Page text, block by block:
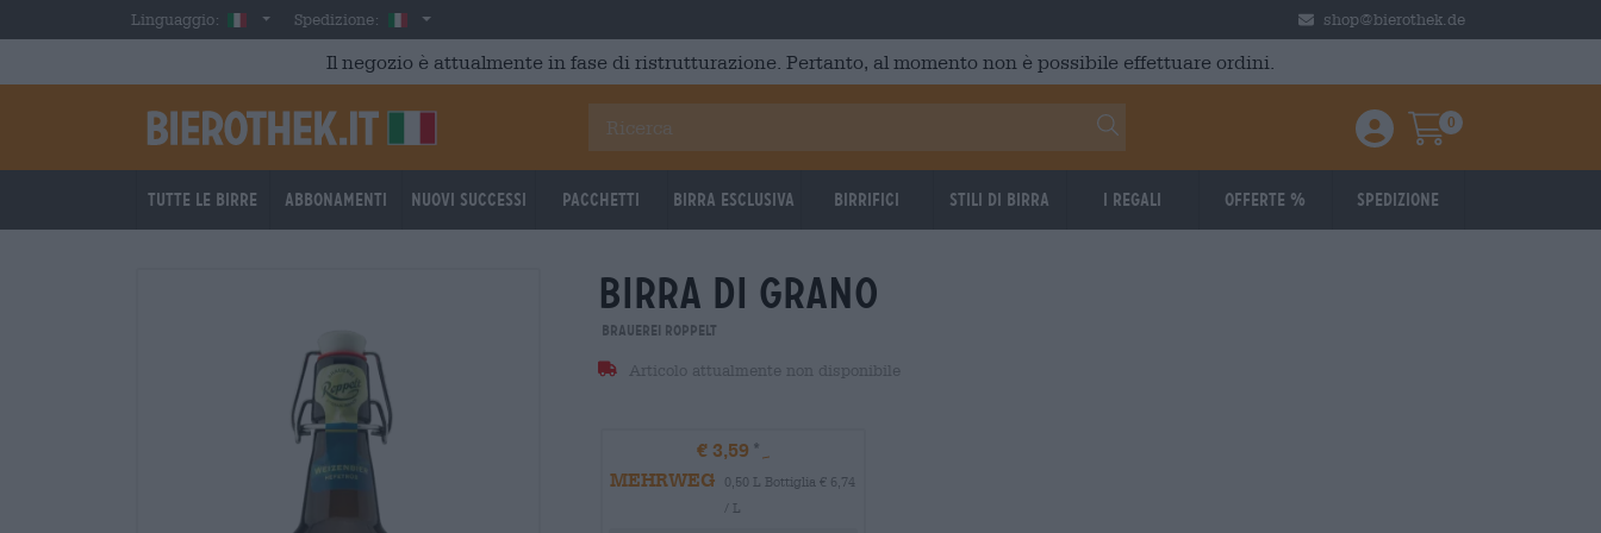
Skip to main contentLinguaggio: ItalianSpedizione: Italia shop@bierothek.de
Il negozio è attualmente in fase di ristrutturazione. Pertanto, al momento non è possibile effettuare ordini.
Einloggen / Anmelden
Warenkorb
0
Tutte le birre Abbonamenti Nuovi successi Pacchetti Birra Esclusiva Birrifici Stili di birra I regali Offerte % Spedizione
Birra di grano
Brauerei Roppelt
Articolo attualmente non disponibile
€ 3,59
MEHRWEG
0,50 L Bottiglia € 6,74
/ L